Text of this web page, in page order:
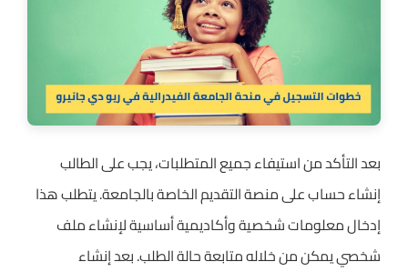
بعد التأكد من استيفاء جميع المتطلبات، يجب على الطالب
إنشاء حساب على منصة التقديم الخاصة بالجامعة. يتطلب هذا
إدخال معلومات شخصية وأكاديمية أساسية لإنشاء ملف
شخصي يمكن من خلاله متابعة حالة الطلب. بعد إنشاء